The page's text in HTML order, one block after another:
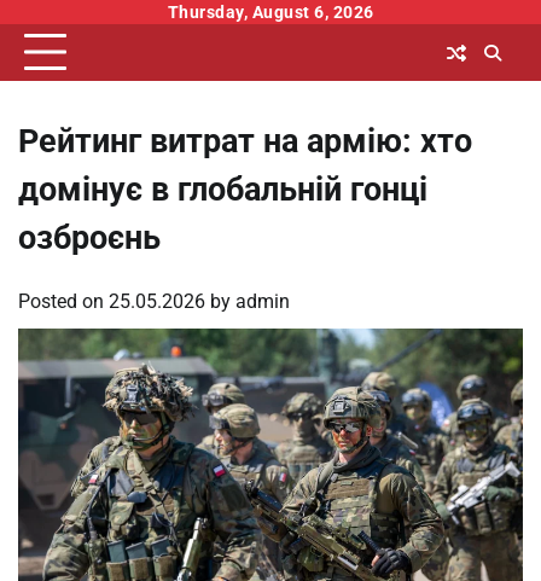
content
Thursday, August 6, 2026
Рейтинг витрат на армію: хто
домінує в глобальній гонці
озброєнь
Posted on 25.05.2026 by admin